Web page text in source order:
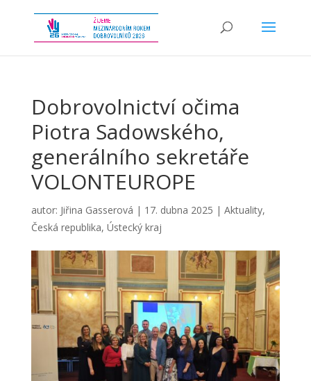
Dobrovolnictví očima
Piotra Sadowského,
generálního sekretáře
VOLONTEUROPE
autor: Jiřina Gasserová | 17. dubna 2025 | Aktuality,
Česká republika, Ústecký kraj